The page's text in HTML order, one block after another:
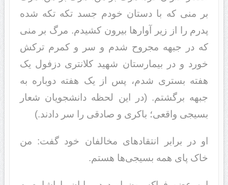
بر منی که با دستان خودم جسد تکه تکه شده
پدرم را از زیر آوارها بیرون کشیدم. مرگ بر منی
که در جبهه مجروح شدم و سر و کمرم ترکش
خورد و در بیمارستان شهید کلانتری دزفول یک
هفته بستری شدم، پس از یک هفته دوباره به
جبهه برگشتم. (در این لحظه دانشجویان شعار
بسیجی واقعی؛ باکری و صادقی را سر دادند.)
او در برابر انتقادهای مخالفان خود گفت: من
خاک پای همه بسیجی‌ها هستم.